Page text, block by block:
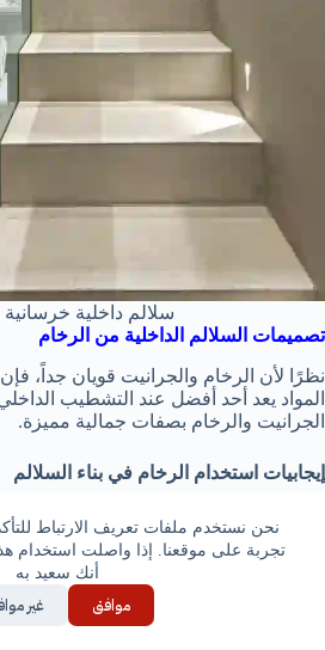
نحن نستخدم ملفات تعريف الارتباط
تجربة على موقعنا. إذا واصلت استخدام
أنك سعيد به
موافق غير
سلالم داخلية خرسانية
تصميمات السلالم الداخلية من الرخام
نظرًا لأن الرخام والجرانيت قويان جداً،
المواد يعد أحد أفضل عند التشطيب
الجرانيت والرخام بصفات جمالية مميزة.
إيجابيات استخدام الرخام في بناء السلالم
من أهم خصائص الرخام في تركيب
جميع أنواع الرخام وخاصة الجرانيت
وصلابة مميزة تجعلها تتحمل
الاستخدام أو أي تصادم.